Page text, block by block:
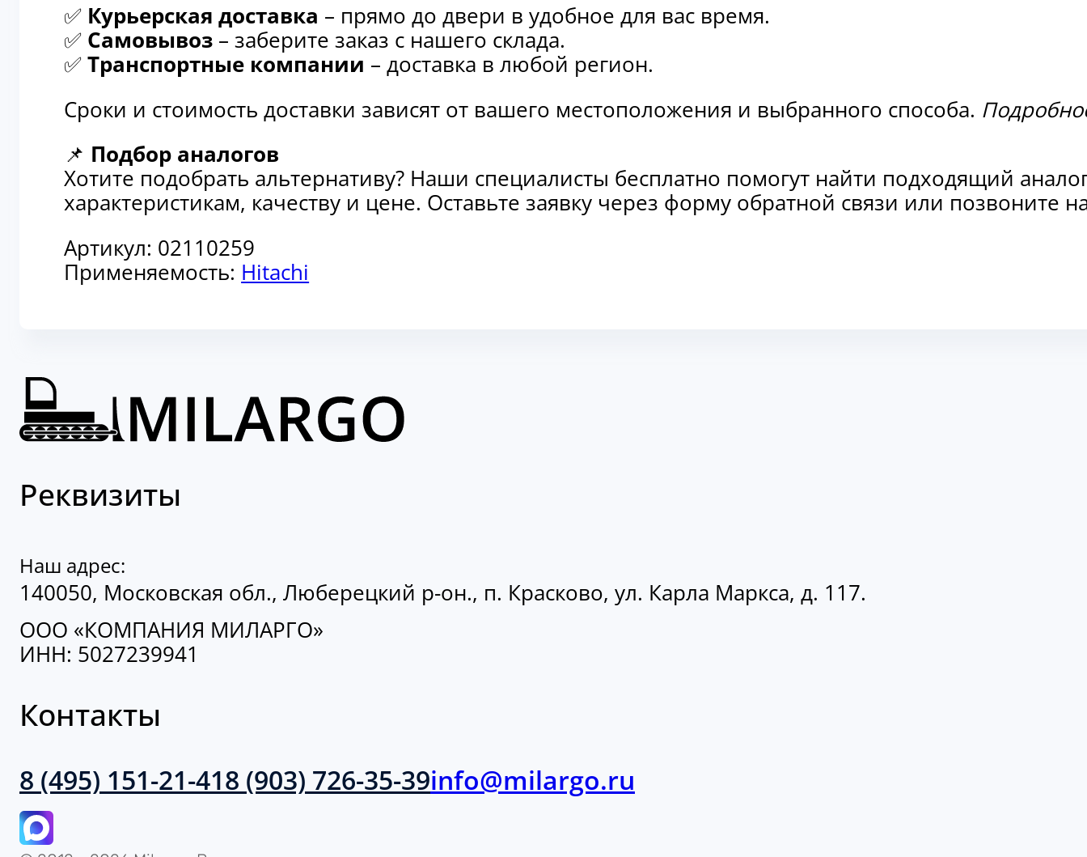
✅ Курьерская доставка – прямо до двери в удобное для вас время.
✅ Самовывоз – заберите заказ с нашего склада.
✅ Транспортные компании – доставка в любой регион.
Сроки и стоимость доставки зависят от вашего местоположения и выбранного способа.
📌 Подбор аналогов
Хотите подобрать альтернативу? Наши специалисты бесплатно помогут найти подходящий
характеристикам, качеству и цене. Оставьте заявку через форму обратной связи или
Артикул: 02110259
Применяемость: Hitachi
Реквизиты
Наш адрес:
140050, Московская обл., Люберецкий р-он., п. Красково, ул. Карла Маркса, д. 117.
ООО «КОМПАНИЯ МИЛАРГО»
ИНН: 5027239941
Контакты
8 (495) 151-21-418 (903) 726-35-39info@milargo.ru